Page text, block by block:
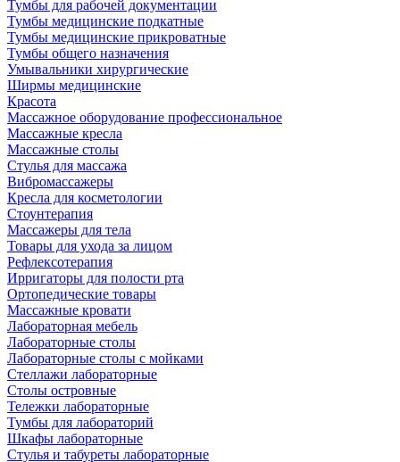
Тумбы для рабочей документации
Тумбы медицинские подкатные
Тумбы медицинские прикроватные
Тумбы общего назначения
Умывальники хирургические
Ширмы медицинские
Красота
Массажное оборудование профессиональное
Массажные кресла
Массажные столы
Стулья для массажа
Вибромассажеры
Кресла для косметологии
Стоунтерапия
Массажеры для тела
Товары для ухода за лицом
Рефлексотерапия
Ирригаторы для полости рта
Ортопедические товары
Массажные кровати
Лабораторная мебель
Лабораторные столы
Лабораторные столы с мойками
Стеллажи лабораторные
Столы островные
Тележки лабораторные
Тумбы для лабораторий
Шкафы лабораторные
Стулья и табуреты лабораторные